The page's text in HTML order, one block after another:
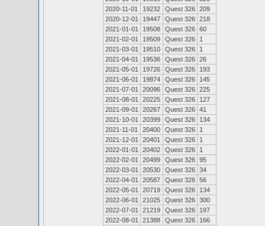
2020-11-01
19232 Quest 326 209
2020-12-01
19447 Quest 326 218
2021-01-01
19508 Quest 326 60
2021-02-01
19509 Quest 326
1
2021-03-01
19510 Quest 326
1
2021-04-01
19536 Quest 326 26
2021-05-01
19726 Quest 326
193
2021-06-01
19874 Quest 326
145
2021-07-01
20096 Quest 326 225
2021-08-01
20225 Quest 326
127
2021-09-01
20267 Quest 326 41
2021-10-01
20399 Quest 326
134
2021-11-01
20400 Quest 326
1
2021-12-01
20401 Quest 326
1
2022-01-01
20402 Quest 326
1
2022-02-01
20499 Quest 326 95
2022-03-01
20530 Quest 326 34
2022-04-01
20587 Quest 326 56
2022-05-01
20719 Quest 326
134
2022-06-01
21025 Quest 326 300
2022-07-01
21219 Quest 326
197
2022-08-01
21388 Quest 326
166